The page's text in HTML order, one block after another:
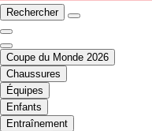
Rechercher
Coupe du Monde 2026
Chaussures
Équipes
Enfants
Entraînement